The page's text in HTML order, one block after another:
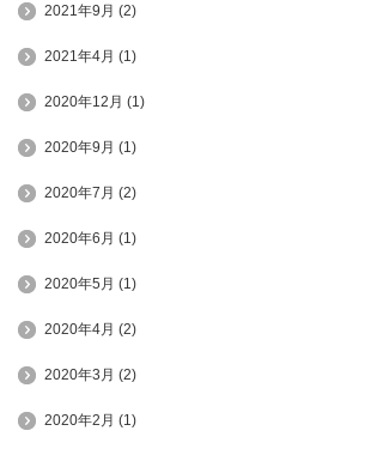
2021年9月 (2)
2021年4月 (1)
2020年12月 (1)
2020年9月 (1)
2020年7月 (2)
2020年6月 (1)
2020年5月 (1)
2020年4月 (2)
2020年3月 (2)
2020年2月 (1)